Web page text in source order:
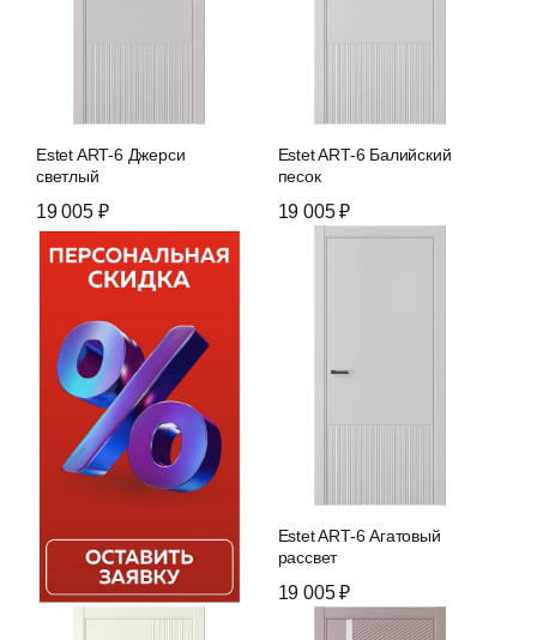
Estet ART-6 Джерси
светлый
19 005 ₽
Estet ART-6 Балийский
песок
19 005 ₽
Estet ART-6 Агатовый
рассвет
19 005 ₽